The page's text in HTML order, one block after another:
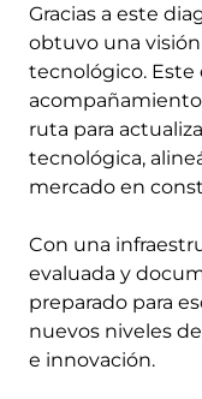
Gracias a este
obtuvo una
tecnológico.
ruta para
tecnológica,
mercado en
Con una
evaluada y
preparado para
nuevos niveles
e innovación.